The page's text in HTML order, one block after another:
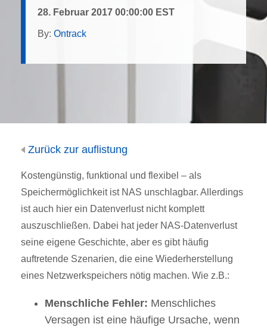
28. Februar 2017 00:00:00 EST
By: Ontrack
Zurück zur auflistung
Kostengünstig, funktional und flexibel – als
Speichermöglichkeit ist NAS unschlagbar. Allerdings
ist auch hier ein Datenverlust nicht komplett
auszuschließen. Dabei hat jeder NAS-Datenverlust
seine eigene Geschichte, aber es gibt häufig
auftretende Szenarien, die eine Wiederherstellung
eines Netzwerkspeichers nötig machen. Wie z.B.:
Menschliche Fehler: Menschliches
Versagen ist eine häufige Ursache, wenn